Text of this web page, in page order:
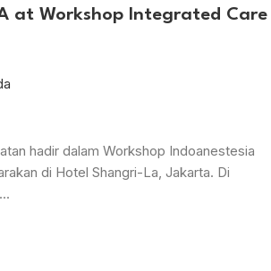
at Workshop Integrated Care
hadir dalam Workshop Indoanestesia
di Hotel Shangri-La, Jakarta. Di